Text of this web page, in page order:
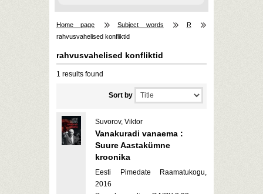
Home page Subject words
R
rahvusvahelised konfliktid
rahvusvahelised konfliktid
1 results found
Sort by
Suvorov, Viktor
Vanakuradi vanaema :
Suure Aastakümne
kroonika
Eesti Pimedate Raamatukogu,
2016